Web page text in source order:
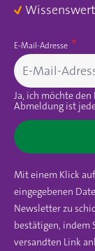
E-Mail-Adresse
Ja, ich möchte
Abmeldung ist
Mit einem Klick
eingegebenen
Newsletter zu
bestätigen, indem
versandten Link